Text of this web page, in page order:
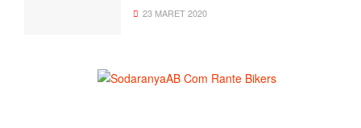
23 MARET 2020